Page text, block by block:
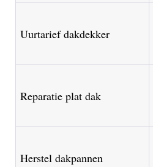
Uurtarief dakdekker
Reparatie plat dak
Herstel dakpannen